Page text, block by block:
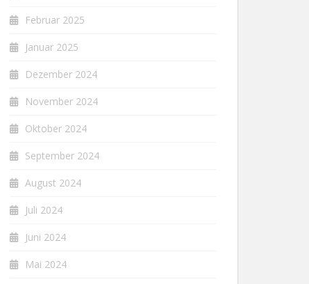
Februar 2025
Januar 2025
Dezember 2024
November 2024
Oktober 2024
September 2024
August 2024
Juli 2024
Juni 2024
Mai 2024